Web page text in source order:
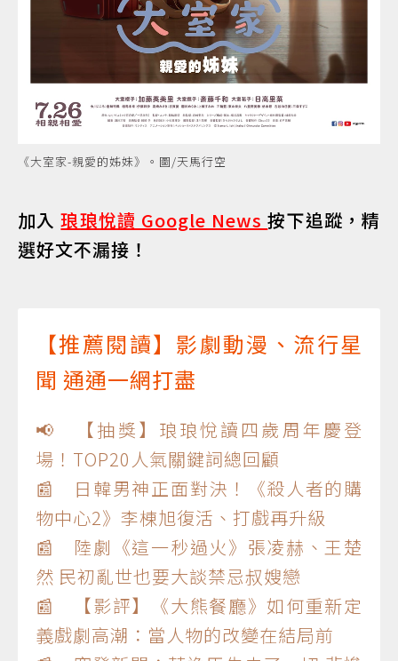
《大室家-親愛的姊妹》。圖/天馬行空
加入琅琅悅讀 Google News按下追蹤，精
選好文不漏接！
【推薦閱讀】影劇動漫、流行星
聞 通通一網打盡
📢 【抽獎】琅琅悅讀四歲周年慶登
場！TOP20人氣關鍵詞總回顧
📰 日韓男神正面對決！《殺人者的購
物中心2》李棟旭復活、打戲再升級
📰 陸劇《這一秒過火》張凌赫、王楚
然 民初亂世也要大談禁忌叔嫂戀
📰 【影評】《大熊餐廳》如何重新定
義戲劇高潮：當人物的改變在結局前